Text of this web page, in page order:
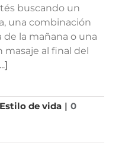
buscando un
una combinación
la mañana o una
masaje al final del
Estilo de vida | 0